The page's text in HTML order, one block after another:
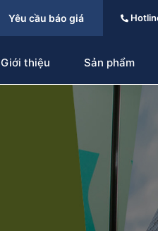
Yêu cầu báo giá
Giới thiệu Sản phẩm